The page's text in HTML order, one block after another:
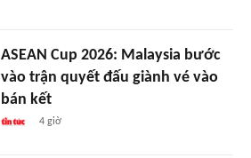
ASEAN Cup 2026: Malaysia bước
vào trận quyết đấu giành vé vào
bán kết
4 giờ